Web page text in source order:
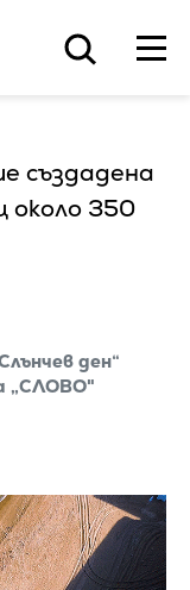
създадена
около 350
ден“
„СЛОВО"